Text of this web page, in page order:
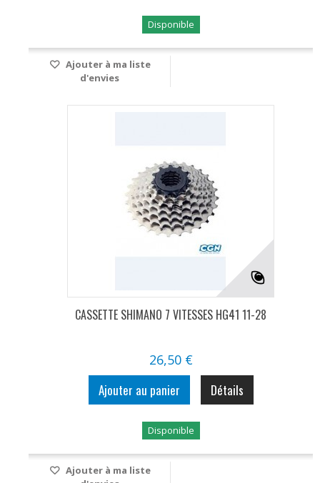
Disponible
Ajouter à ma liste
d'envies
CASSETTE SHIMANO 7 VITESSES HG41 11-28
26,50 €
Ajouter au panier Détails
Disponible
Ajouter à ma liste